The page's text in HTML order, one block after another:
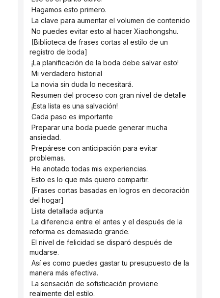
Hagamos esto primero.
La clave para aumentar el volumen de contenido
No puedes evitar esto al hacer Xiaohongshu.
registro de boda]
¡La planificación de la boda debe salvar esto!
Mi verdadero historial
La novia sin duda lo necesitará.
Resumen del proceso con gran nivel de detalle
¡Esta lista es una salvación!
Cada paso es importante
ansiedad.
problemas.
He anotado todas mis experiencias.
Esto es lo que más quiero compartir.
del hogar]
Lista detallada adjunta
reforma es demasiado grande.
mudarse.
manera más efectiva.
realmente del estilo.